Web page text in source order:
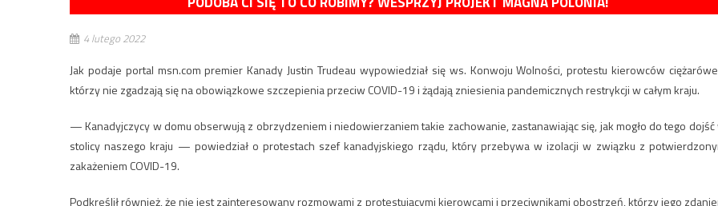
4 lutego 2022
Jak podaje portal msn.com premier Kanady Justin Trudeau wypowiedział się ws. Konwoju Wolności, protestu kierowców
którzy nie zgadzają się na obowiązkowe szczepienia przeciw COVID-19 i żądają zniesienia pandemicznych restrykcji w całym kraju.
— Kanadyjczycy w domu obserwują z obrzydzeniem i niedowierzaniem takie zachowanie, zastanawiając się, jak mogło do tego dojść
stolicy naszego kraju — powiedział o protestach szef kanadyjskiego rządu, który przebywa w izolacji w związku z
zakażeniem COVID-19.
Podkreślił również, że nie jest zainteresowany rozmowami z protestującymi kierowcami i przeciwnikami obostrzeń, którzy jego